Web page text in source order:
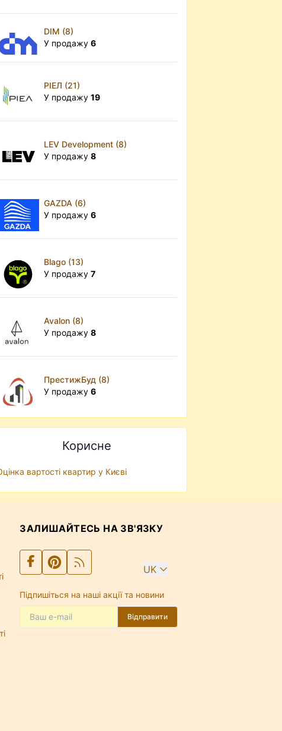
DIM (8)
У продажу6
РІЕЛ (21)
У продажу19
LEV Development (8)
У продажу8
GAZDA (6)
У продажу6
Blago (13)
У продажу7
Avalon (8)
У продажу8
ПрестижБуд (8)
У продажу6
Корисне
вартості квартир у Києві
ЗАЛИШАЙТЕСЬ НА ЗВ'ЯЗКУ
UK
Підпишіться на наші акції та новини
Відправити